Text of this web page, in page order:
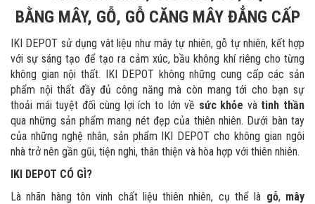
BẰNG MÂY, GỖ, GỖ CĂNG MÂY ĐẲNG CẤP
IKI DEPOT sử dụng vât liệu như mây tự nhiên, gỗ tự nhiên, kết hợp
với sự sáng tạo để tạo ra cảm xúc, bầu không khí riêng cho từng
không gian nội thất. IKI DEPOT không những cung cấp các sản
phẩm nội thất đầy đủ công năng mà còn mang tới cho bạn sự
thoải mái tuyệt đối cùng lợi ích to lớn về sức khỏe vàtinh thần
qua những sản phẩm mang nét đẹp của thiên nhiên. Dưới bàn tay
của những nghệ nhân, sản phẩm IKI DEPOT cho không gian ngôi
nhà trở nên gần gũi, tiện nghi, thân thiện và hòa hợp với thiên nhiên.
IKI DEPOT CÓ GÌ?
Là nhãn hàng tôn vinh chất liệu thiên nhiên, cụ thể là gỗ, mây